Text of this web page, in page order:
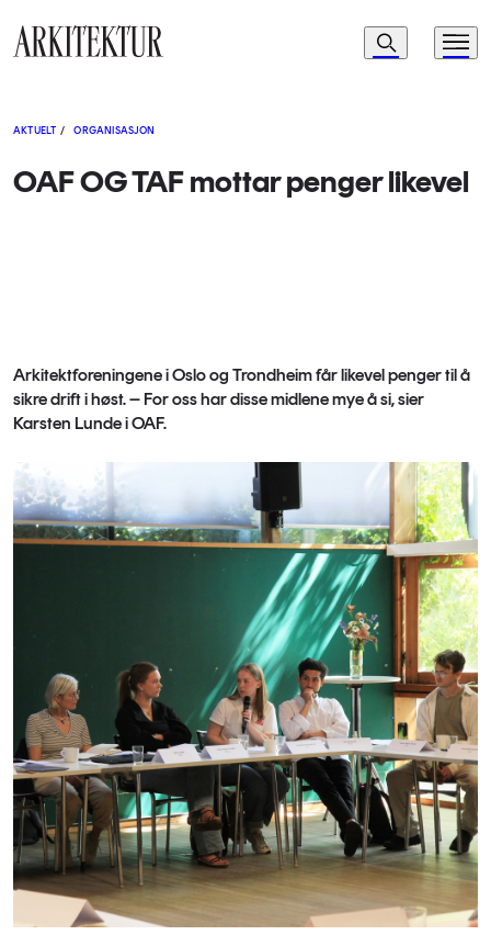
Navigasjon
Søk Meny
AKTUELT / ORGANISASJON
OAF OG TAF mottar penger likevel
Arkitektforeningene i Oslo og Trondheim får likevel penger til å
sikre drift i høst. – For oss har disse midlene mye å si, sier
Karsten Lunde i OAF.